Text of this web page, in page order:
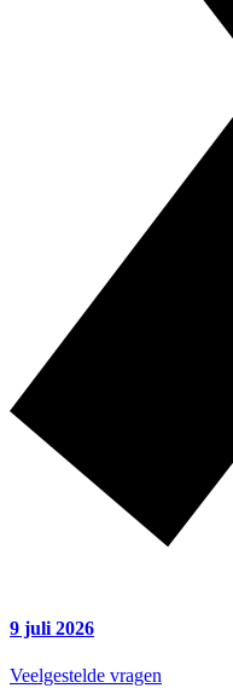
9 juli 2026
Veelgestelde vragen